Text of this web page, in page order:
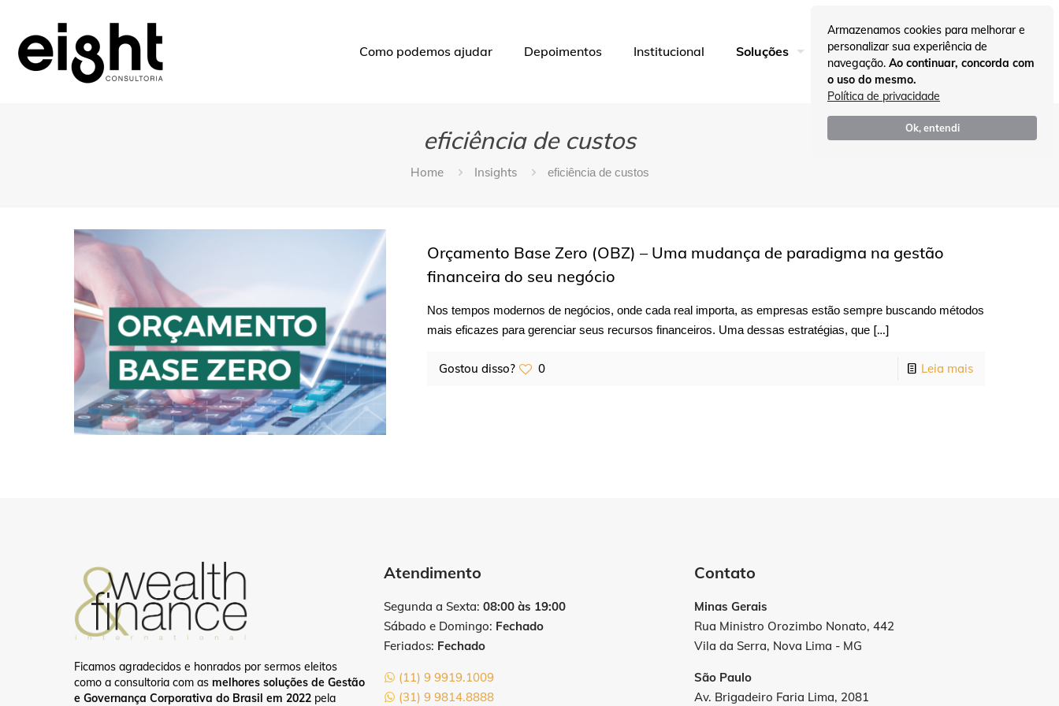
Armazenamos cookies para melhorar e
personalizar sua experiência de
navegação. Ao continuar, concorda com
o uso do mesmo.
Política de privacidade
Ok, entendi
Como podemos ajudar Depoimentos Institucional Soluções Insights Entre em Contato
eficiência de custos
Home Insights eficiência de custos
Orçamento Base Zero (OBZ) – Uma mudança de paradigma na gestão
financeira do seu negócio
Nos tempos modernos de negócios, onde cada real importa, as empresas estão sempre buscando métodos
mais eficazes para gerenciar seus recursos financeiros. Uma dessas estratégias, que[…]
Gostou disso? 0 Leia mais
Ficamos agradecidos e honrados por sermos eleitos
como a consultoria com as melhores soluções de Gestão
e Governança Corporativa do Brasil em 2022 pela
Atendimento
Segunda a Sexta:08:00 às 19:00
Sábado e Domingo: Fechado
Feriados: Fechado
(11) 9 9919.1009
(31) 9 9814.8888
Contato
Minas Gerais
Rua Ministro Orozimbo Nonato, 442
Vila da Serra, Nova Lima - MG
São Paulo
Av. Brigadeiro Faria Lima, 2081